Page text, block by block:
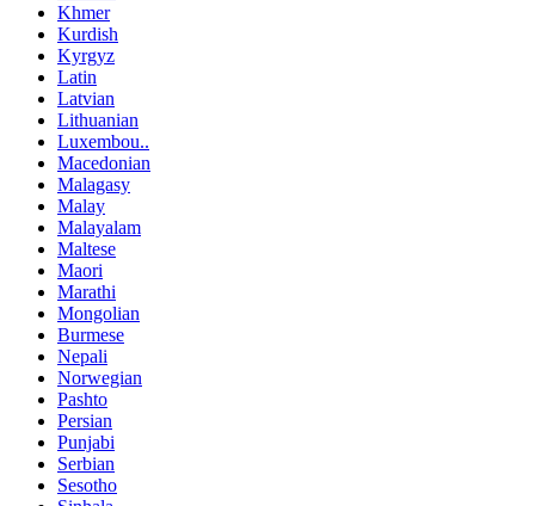
Khmer
Kurdish
Kyrgyz
Latin
Latvian
Lithuanian
Luxembou..
Macedonian
Malagasy
Malay
Malayalam
Maltese
Maori
Marathi
Mongolian
Burmese
Nepali
Norwegian
Pashto
Persian
Punjabi
Serbian
Sesotho